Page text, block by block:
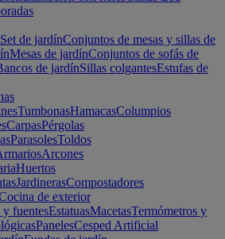
Set de jardínConjuntos de mesas y sillas de
Mesas de jardínConjuntos de sofás de
de jardínSillas colgantesEstufas de
TumbonasHamacasColumpios
CarpasPérgolas
ParasolesToldos
Arcones
Huertos
JardinerasCompostadores
de exterior
fuentesEstatuasMacetasTermómetros y
PanelesCesped Artificial